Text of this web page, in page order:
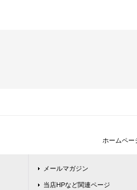
ホームペー
メールマガジン
当店HPなど関連ページ